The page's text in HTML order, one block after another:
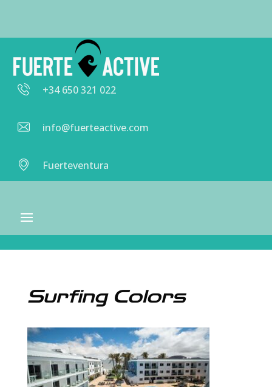
+34 650 321 022
info@fuerteactive.com
Fuerteventura
+34 650 321 022Llámanos 🙂
Surfing Colors